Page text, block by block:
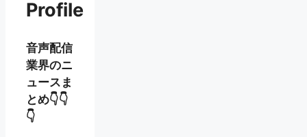
Profile
音声配信
業界のニ
ュースま
とめ👇👇
👇